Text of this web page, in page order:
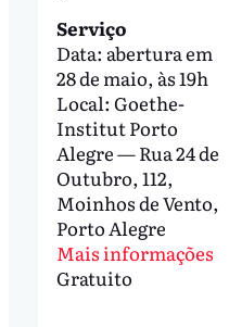
Serviço
Data: abertura em
28 de maio, às 19h
Local: Goethe-
Institut Porto
Alegre — Rua 24 de
Outubro, 112,
Moinhos de Vento,
Porto Alegre
Mais informações
Gratuito